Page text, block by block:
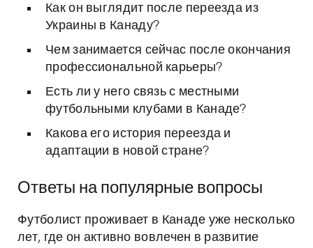
Как он выглядит после переезда из
Украины в Канаду?
Чем занимается сейчас после окончания
профессиональной карьеры?
Есть ли у него связь с местными
футбольными клубами в Канаде?
Какова его история переезда и
адаптации в новой стране?
Ответы на популярные вопросы
Футболист проживает в Канаде уже несколько
лет, где он активно вовлечен в развитие